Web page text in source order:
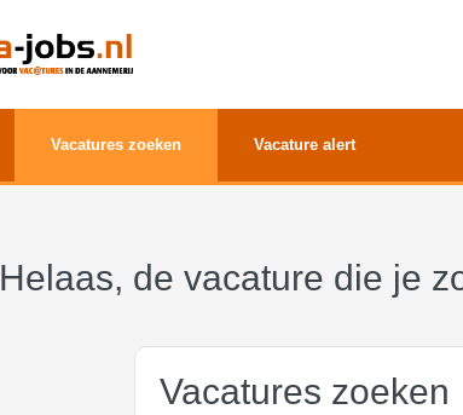
Vacatures zoeken Vacature alert
Helaas, de vacature die je
Vacatures zoeken